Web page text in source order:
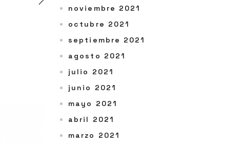
noviembre 2021
octubre 2021
septiembre 2021
agosto 2021
julio 2021
junio 2021
mayo 2021
abril 2021
marzo 2021